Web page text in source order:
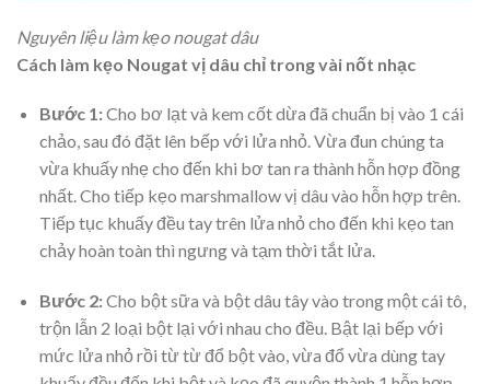
Nguyên liệu làm kẹo nougat dâu
Cách làm kẹo Nougat vị dâu chỉ trong vài nốt nhạc
Bước 1:Cho bơ lạt và kem cốt dừa đã chuẩn bị vào 1 cái
chảo, sau đó đặt lên bếp với lửa nhỏ. Vừa đun chúng ta
vừa khuấy nhẹ cho đến khi bơ tan ra thành hỗn hợp đồng
nhất. Cho tiếp kẹo marshmallow vị dâu vào hỗn hợp trên.
Tiếp tục khuấy đều tay trên lửa nhỏ cho đến khi kẹo tan
chảy hoàn toàn thì ngưng và tạm thời tắt lửa.
Bước 2:Cho bột sữa và bột dâu tây vào trong một cái tô,
trộn lẫn 2 loại bột lại với nhau cho đều. Bật lại bếp với
mức lửa nhỏ rồi từ từ đổ bột vào, vừa đổ vừa dùng tay